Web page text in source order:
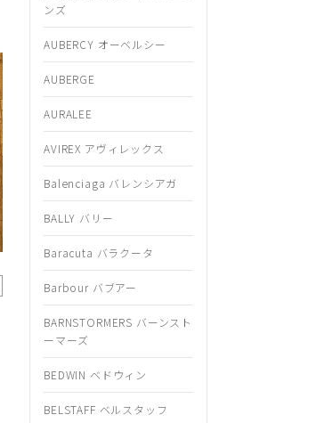
ンズ
AUBERCY オーベルシー
AUBERGE
AURALEE
AVIREX アヴィレックス
Balenciaga バレンシアガ
BALLY バリー
Baracuta バラクータ
Barbour バブアー
BARNSTORMERS バーンスト
ーマーズ
BEDWIN ベドウィン
BELSTAFF ベルスタッフ